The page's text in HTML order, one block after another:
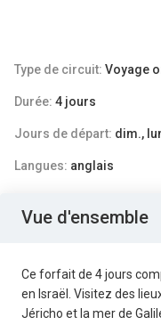
Type de circuit: Voyage
Durée: 4 jours
Jours de départ: dim.,
Langues: anglais
Vue d'ensemble
Ce forfait de 4 jours
en Israël. Visitez des
Jéricho et la mer de